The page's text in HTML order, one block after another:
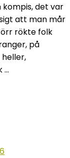
det var
att man mår
rökte folk
på
…